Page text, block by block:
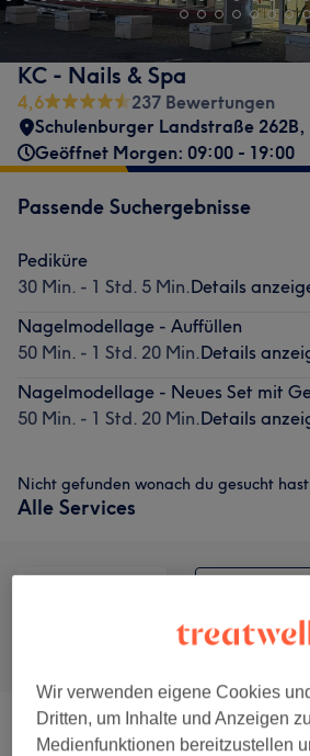
KC - Nails & Spa
4,6
237 Bewertungen
Schulenburger Landstraße 262B,
Geöffnet Morgen: 09:00 - 19:00
Passende Suchergebnisse
Pediküre
30 Min. - 1 Std. 5 Min.Details
Nagelmodellage - Auffüllen
50 Min. - 1 Std. 20 Min.Details
Nagelmodellage - Neues Set mit
50 Min. - 1 Std. 20 Min.Details
Nicht gefunden wonach du gesucht
Alle Services
Nägel
Maniküre & Pediküre (2)
Wir verwenden eigene Cookies
Dritten, um Inhalte und Anzeigen
Medienfunktionen bereitzustellen